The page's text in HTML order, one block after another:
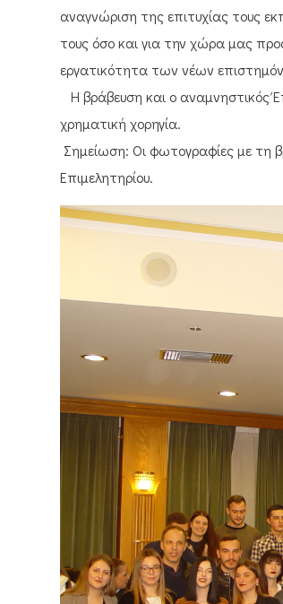
αναγνώριση της επιτυχίας τους
τους όσο και για την χώρα μας
εργατικότητα των νέων
Η βράβευση και ο αναμνηστικός
χρηματική χορηγία.
Σημείωση: Οι φωτογραφίες με τη
Επιμελητηρίου.